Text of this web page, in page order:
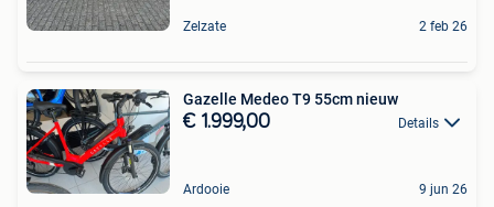
Zelzate 2 feb 26
Gazelle Medeo T9 55cm nieuw
€ 1.999,00 Details
Ardooie 9 jun 26